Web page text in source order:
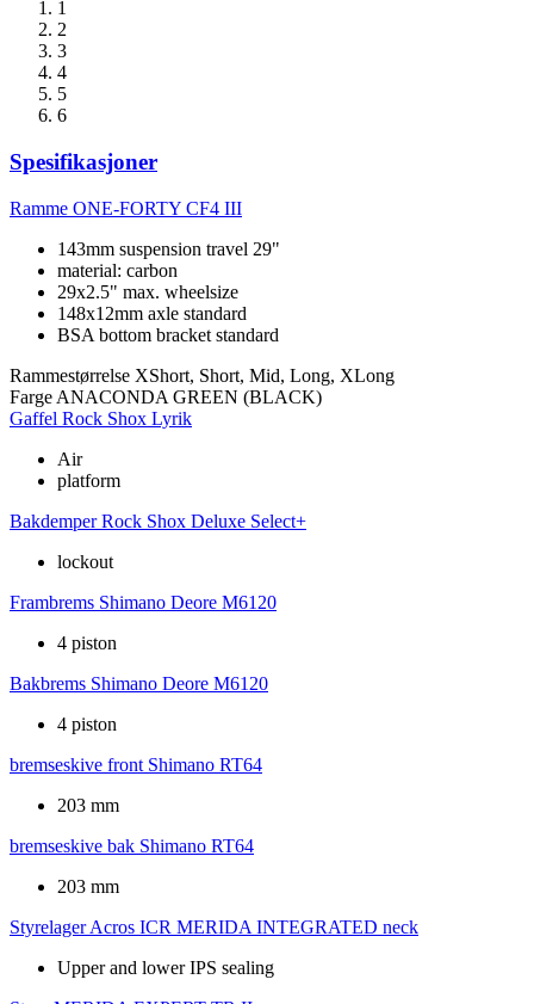
1
2
3
4
5
6
Spesifikasjoner
Ramme ONE-FORTY CF4 III
143mm suspension travel 29"
material: carbon
29x2.5" max. wheelsize
148x12mm axle standard
BSA bottom bracket standard
Rammestørrelse XShort, Short, Mid, Long, XLong
Farge ANACONDA GREEN (BLACK)
Gaffel Rock Shox Lyrik
Air
platform
Bakdemper Rock Shox Deluxe Select+
lockout
Frambrems Shimano Deore M6120
4 piston
Bakbrems Shimano Deore M6120
4 piston
bremseskive front Shimano RT64
203 mm
bremseskive bak Shimano RT64
203 mm
Styrelager Acros ICR MERIDA INTEGRATED neck
Upper and lower IPS sealing